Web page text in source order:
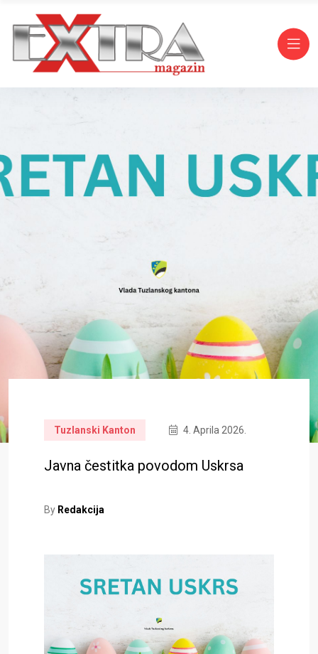
Tuzlanski Kanton 4. Aprila 2026.
Javna čestitka povodom Uskrsa
By Redakcija